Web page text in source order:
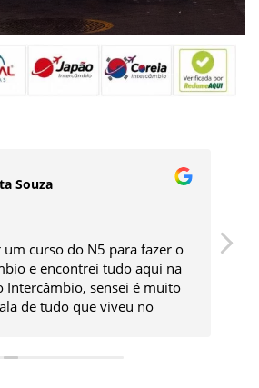
Souza
um curso do N5 para fazer o
e encontrei tudo aqui na
Intercâmbio, sensei é muito
de tudo que viveu no